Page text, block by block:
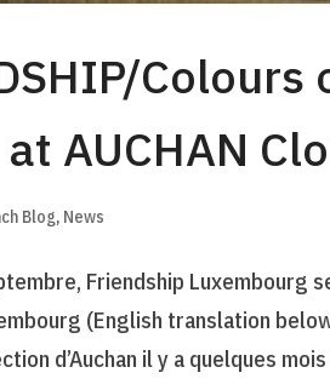
Colours
at AUCHAN
Blog, News
Friendship Luxembourg
(English translation
d’Auchan il y a quelques